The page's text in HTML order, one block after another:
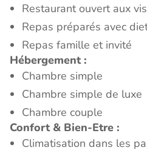
Restaurant ouvert aux
Repas préparés avec
Repas famille et invité
Hébergement :
Chambre simple
Chambre simple de luxe
Chambre couple
Confort & Bien-Etre :
Climatisation dans les